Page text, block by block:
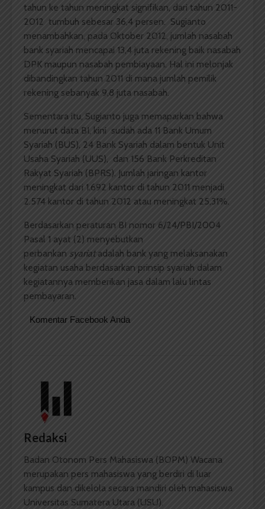
tahun ke tahun meningkat signifikan, dari tahun 2011-
2012 tumbuh sebesar 36,4 persen. Sugianto
menambahkan, pada Oktober 2012, jumlah nasabah
bank syariah mencapai 13,4 juta rekening baik nasabah
DPK maupun nasabah pembiayaan. Hal ini melonjak
dibandingkan tahun 2011 di mana jumlah pemilik
rekening sebanyak 9,8 juta nasabah.
Sementara itu, Sugianto juga memaparkan bahwa
menurut data BI, kini sudah ada 11 Bank Umum
Syariah (BUS), 24 Bank Syariah dalam bentuk Unit
Usaha Syariah (UUS), dan 156 Bank Perkreditan
Rakyat Syariah (BPRS). Jumlah jaringan kantor
meningkat dari 1.692 kantor di tahun 2011 menjadi
2.574 kantor di tahun 2012 atau meningkat 25,31%.
Berdasarkan peraturan BI nomor 6/24/PBI/2004
Pasal 1 ayat (2) menyebutkan
perbankan syariatadalah bank yang melaksanakan
kegiatan usaha berdasarkan prinsip syariah dalam
kegiatannya memberikan jasa dalam lalu lintas
pembayaran.
Komentar Facebook Anda
Redaksi
Badan Otonom Pers Mahasiswa (BOPM) Wacana
merupakan pers mahasiswa yang berdiri di luar
kampus dan dikelola secara mandiri oleh mahasiswa
Universitas Sumatera Utara (USU).